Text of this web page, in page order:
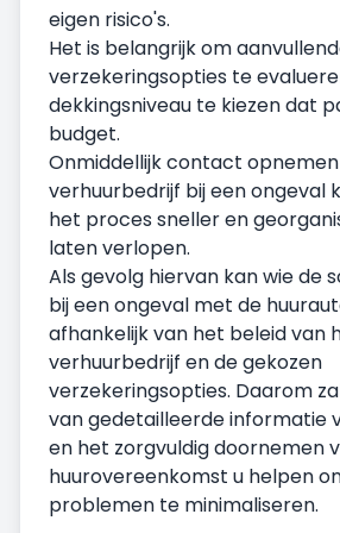
eigen risico's.
Het is belangrijk om
verzekeringsopties te
dekkingsniveau te kiezen dat
budget.
Onmiddellijk contact
verhuurbedrijf bij een ongeval
het proces sneller en
laten verlopen.
Als gevolg hiervan kan wie de
bij een ongeval met de
afhankelijk van het beleid van
verhuurbedrijf en de gekozen
verzekeringsopties. Daarom
van gedetailleerde informatie
en het zorgvuldig doornemen
huurovereenkomst u helpen
problemen te minimaliseren.